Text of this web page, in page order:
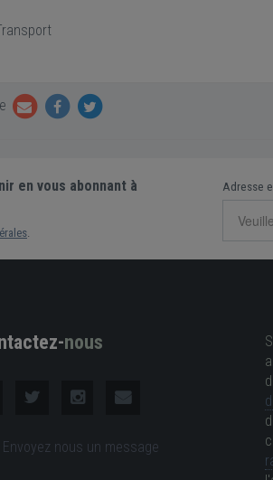
en vous abonnant à
.
Adresse
nous
Envoyez nous un message
d'